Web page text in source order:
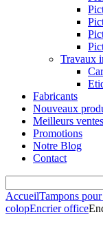
Travaux
Fabricants
Nouveaux
Meilleurs ventes
Promotions
Notre Blog
Contact
AccueilTampons
colopEncrier office